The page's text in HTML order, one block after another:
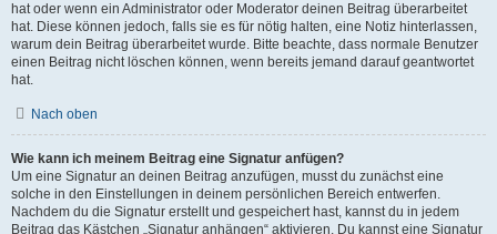
hat oder wenn ein Administrator oder Moderator deinen Beitrag überarbeitet
hat. Diese können jedoch, falls sie es für nötig halten, eine Notiz hinterlassen,
warum dein Beitrag überarbeitet wurde. Bitte beachte, dass normale Benutzer
einen Beitrag nicht löschen können, wenn bereits jemand darauf geantwortet
hat.
Nach oben
Wie kann ich meinem Beitrag eine Signatur anfügen?
Um eine Signatur an deinen Beitrag anzufügen, musst du zunächst eine
solche in den Einstellungen in deinem persönlichen Bereich entwerfen.
Nachdem du die Signatur erstellt und gespeichert hast, kannst du in jedem
Beitrag das Kästchen „Signatur anhängen“ aktivieren. Du kannst eine Signatur